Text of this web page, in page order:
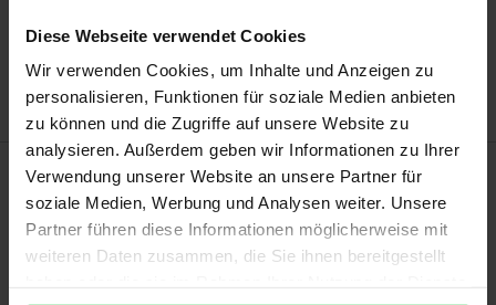
Diese Webseite verwendet Cookies
Wir verwenden Cookies, um Inhalte und Anzeigen zu
personalisieren, Funktionen für soziale Medien anbieten
zu können und die Zugriffe auf unsere Website zu
analysieren. Außerdem geben wir Informationen zu Ihrer
Verwendung unserer Website an unsere Partner für
soziale Medien, Werbung und Analysen weiter. Unsere
Partner führen diese Informationen möglicherweise mit
weiteren Daten zusammen, die Sie ihnen bereitgestellt
Kündigung 6 Wochen zum Kalenderjahresende
Beschreibung
DieSEERwill den Informationsaustausch zwischen
Forschern, Gewerkschaftern und Menschen, die ein
besonderes Interesse an der politischen, sozialen